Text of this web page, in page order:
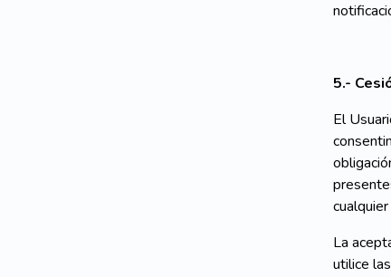
5.-
El
La
utilice